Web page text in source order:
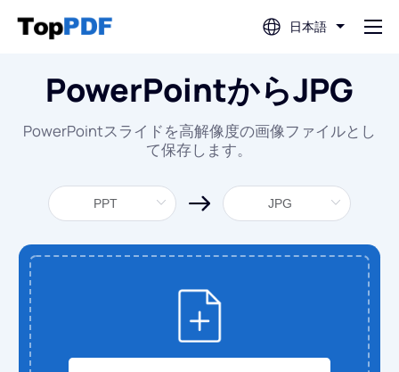
日本語
PDF編集
PDF翻訳
PDF結合
PDF分割
PDF圧縮
PowerPointからJPG
PowerPointスライドを高解像度の画像ファイルとし
て保存します。